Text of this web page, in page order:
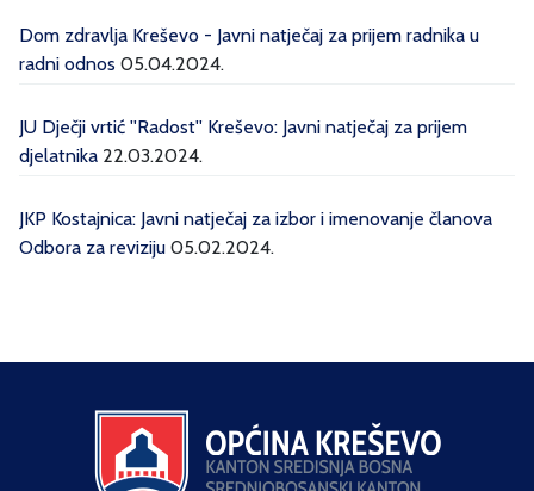
Dom zdravlja Kreševo - Javni natječaj za prijem radnika u
radni odnos 05.04.2024.
JU Dječji vrtić ''Radost'' Kreševo: Javni natječaj za prijem
djelatnika 22.03.2024.
JKP Kostajnica: Javni natječaj za izbor i imenovanje članova
Odbora za reviziju 05.02.2024.